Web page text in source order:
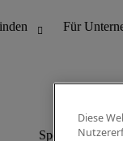
Diese